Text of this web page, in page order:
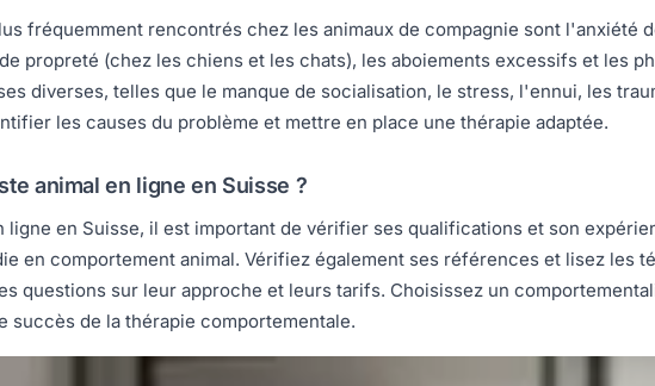
fréquemment rencontrés chez les animaux de compagnie sont l'anxiété
propreté (chez les chiens et les chats), les aboiements excessifs et les
diverses, telles que le manque de socialisation, le stress, l'ennui, les
les causes du problème et mettre en place une thérapie adaptée.
animal en ligne en Suisse ?
en Suisse, il est important de vérifier ses qualifications et son
en comportement animal. Vérifiez également ses références et lisez les
questions sur leur approche et leurs tarifs. Choisissez un
de la thérapie comportementale.